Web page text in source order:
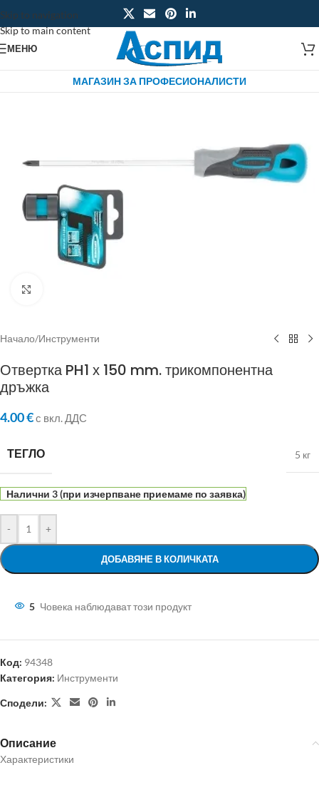
Skip to navigation
Skip to main content
МЕНЮ
МАГАЗИН ЗА ПРОФЕСИОНАЛИСТИ
Начало/Инструменти
Отвертка PH1 х 150 mm. трикомпонентна
дръжка
4.00€с вкл. ДДС
ТЕГЛО 5 кг
Налични 3 (при изчерпване приемаме по заявка)
- +
ДОБАВЯНЕ В КОЛИЧКАТА
5 Човека наблюдават този продукт
Код: 94348
Категория: Инструменти
Сподели:
Описание
Характеристики